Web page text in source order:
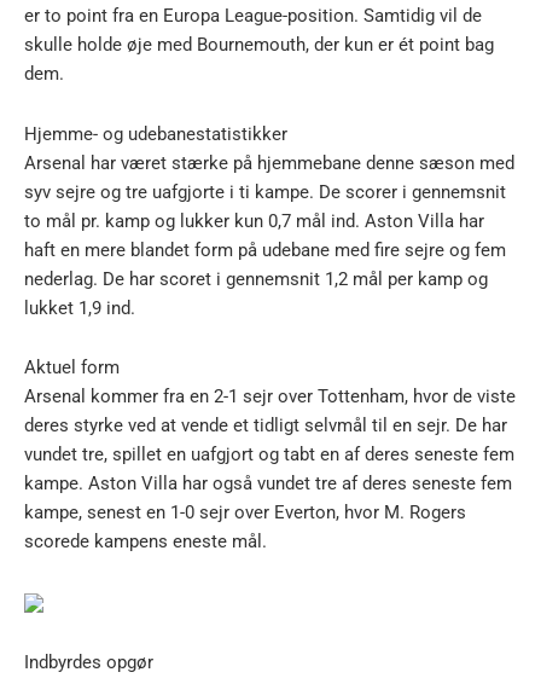
er to point fra en Europa League-position. Samtidig vil de
skulle holde øje med Bournemouth, der kun er ét point bag
dem.
Hjemme- og udebanestatistikker
Arsenal har været stærke på hjemmebane denne sæson med
syv sejre og tre uafgjorte i ti kampe. De scorer i gennemsnit
to mål pr. kamp og lukker kun 0,7 mål ind. Aston Villa har
haft en mere blandet form på udebane med fire sejre og fem
nederlag. De har scoret i gennemsnit 1,2 mål per kamp og
lukket 1,9 ind.
Aktuel form
Arsenal kommer fra en 2-1 sejr over Tottenham, hvor de viste
deres styrke ved at vende et tidligt selvmål til en sejr. De har
vundet tre, spillet en uafgjort og tabt en af deres seneste fem
kampe. Aston Villa har også vundet tre af deres seneste fem
kampe, senest en 1-0 sejr over Everton, hvor M. Rogers
scorede kampens eneste mål.
Indbyrdes opgør